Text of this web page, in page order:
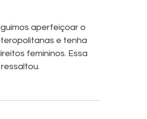
aperfeiçoar o
e tenha
femininos. Essa